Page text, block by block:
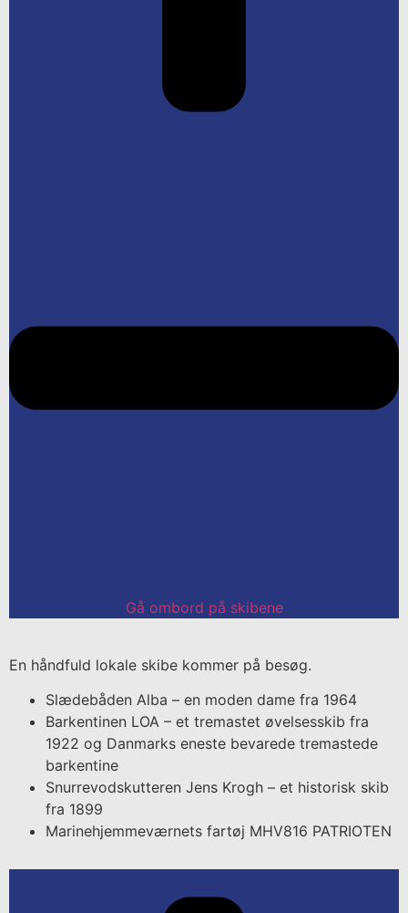
Gå ombord på skibene
En håndfuld lokale skibe kommer på besøg.
Slædebåden Alba – en moden dame fra 1964
Barkentinen LOA – et tremastet øvelsesskib fra
1922 og Danmarks eneste bevarede tremastede
barkentine
Snurrevodskutteren Jens Krogh – et historisk skib
fra 1899
Marinehjemmeværnets fartøj MHV816 PATRIOTEN